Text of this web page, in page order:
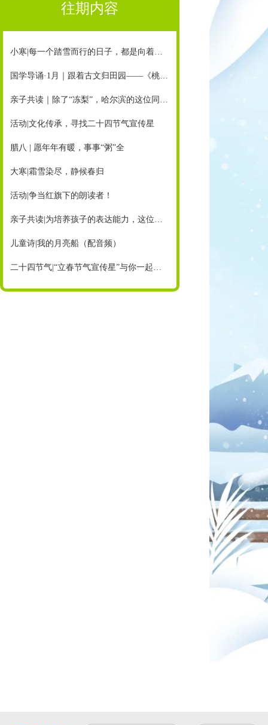
往期内容
小寒|每一个踏雪而行的日子，都是向着未来在冲刺
国学导诵·1月｜跟着古文归田园——《桃花源记》（节选）
亲子共读｜除了“冻梨”，哈尔滨的这位同学还有这样一个心爱之物……（配朗诵音频）
活动|文化传承，寻找二十四节气宣传星
腊八 | 愿年年有暖，事事“粥”全
大寒|霜雪染尽，静候春归
活动|争当红旗下的朗读者！
亲子共读|为培养孩子的表达能力，这位妈妈这样做……（内附征稿）
儿童诗|我的月亮船（配音频）
二十四节气|“立春节气宣传星”与你一起迎接美好春天！